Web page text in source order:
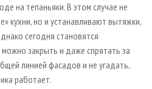
на тепаньяки. В этом случае не
кухни, но и устанавливают вытяжки,
сегодня становятся
закрыть и даже спрятать за
линией фасадов и не угадать,
работает.